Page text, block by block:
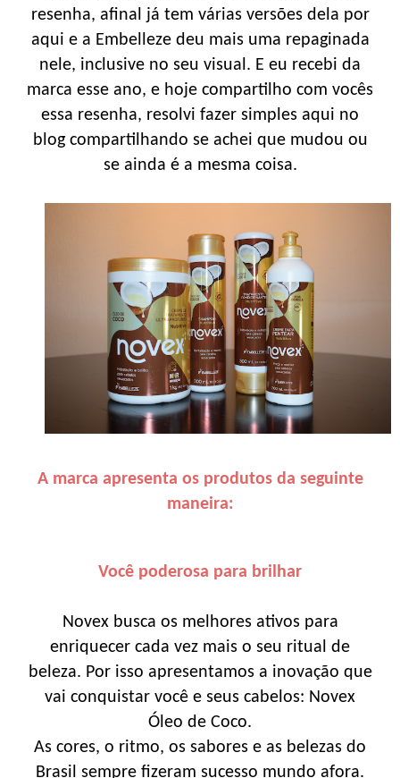
resenha, afinal já tem várias versões dela por
aqui e a Embelleze deu mais uma repaginada
nele, inclusive no seu visual. E eu recebi da
marca esse ano, e hoje compartilho com vocês
essa resenha, resolvi fazer simples aqui no
blog compartilhando se achei que mudou ou
se ainda é a mesma coisa.
A marca apresenta os produtos da seguinte
maneira:
Você poderosa para brilhar
Novex busca os melhores ativos para
enriquecer cada vez mais o seu ritual de
beleza. Por isso apresentamos a inovação que
vai conquistar você e seus cabelos: Novex
Óleo de Coco.
As cores, o ritmo, os sabores e as belezas do
Brasil sempre fizeram sucesso mundo afora.